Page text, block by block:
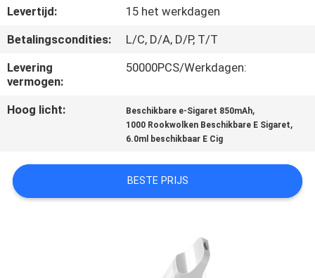
OM
EEN
CITAAT
SITEMAP
POLICY
Levertijd:
15 het werkdagen
Betalingscondities:
L/C, D/A, D/P, T/T
Levering
vermogen:
50000PCS/Werkdagen:
Hoog licht: Beschikbare e-Sigaret 850mAh,
1000 Rookwolken Beschikbare E Sigaret,
6.0ml beschikbaar E Cig
BESTE PRIJS